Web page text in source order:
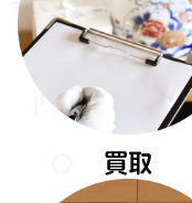
買取